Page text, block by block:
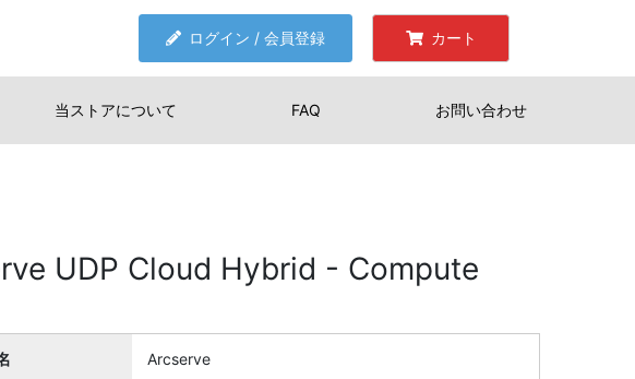
ログイン / 会員登録 カート
当ストアについて FAQ お問い合わせ
UDP Cloud Hybrid - Compute
Arcserve